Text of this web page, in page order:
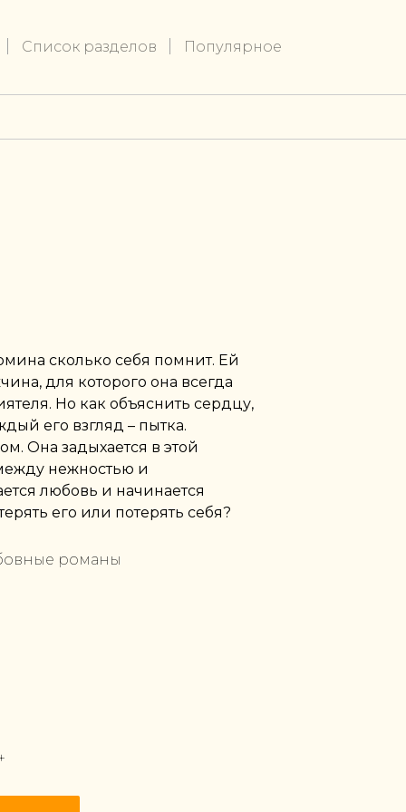
Список разделов Популярное
сколько себя помнит. Ей
для которого она всегда
Но как объяснить сердцу,
его взгляд – пытка.
Она задыхается в этой
нежностью и
любовь и начинается
его или потерять себя?
романы